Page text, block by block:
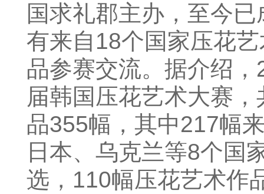
国求礼郡主办，至今
有来自18个国家压花
品参赛交流。据介绍
届韩国压花艺术大赛
品355幅，其中217幅
日本、乌克兰等8个国
选，110幅压花艺术作